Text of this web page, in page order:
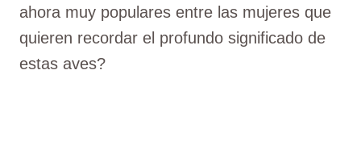
ahora muy populares entre las mujeres que
quieren recordar el profundo significado de
estas aves?